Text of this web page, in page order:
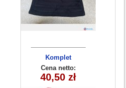
Komplet
niemowlęcy
92621 (74-92)
4szt
Cena netto:
40,50 zł
Komplet
chlopiecy 5568
(3-6) 4szt
Cena netto:
17,00 zł